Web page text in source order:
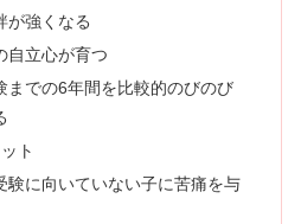
強くなる
立心が育つ
での6年間を比較的のびのび
ト
に向いていない子に苦痛を与